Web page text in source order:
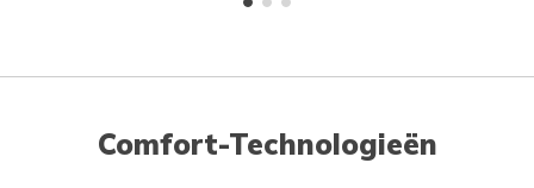
Comfort-Technologieën